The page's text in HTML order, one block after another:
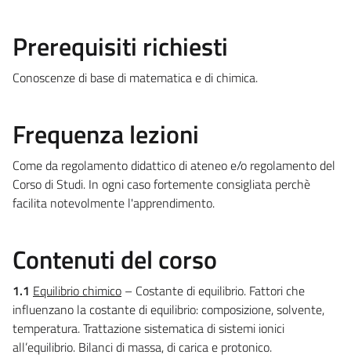
Prerequisiti richiesti
Conoscenze di base di matematica e di chimica.
Frequenza lezioni
Come da regolamento didattico di ateneo e/o regolamento del
Corso di Studi. In ogni caso fortemente consigliata perchè
facilita notevolmente l'apprendimento.
Contenuti del corso
1.1 Equilibrio chimico – Costante di equilibrio. Fattori che
influenzano la costante di equilibrio: composizione, solvente,
temperatura. Trattazione sistematica di sistemi ionici
all’equilibrio. Bilanci di massa, di carica e protonico.